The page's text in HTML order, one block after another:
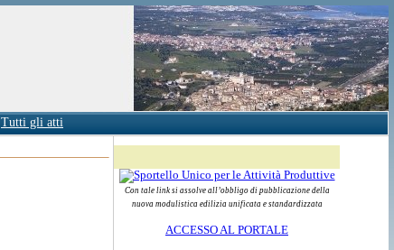
Tutti gli atti
Con tale link si assolve all’obbligo di pubblicazione della
nuova modulistica edilizia unificata e standardizzata
ACCESSO AL PORTALE